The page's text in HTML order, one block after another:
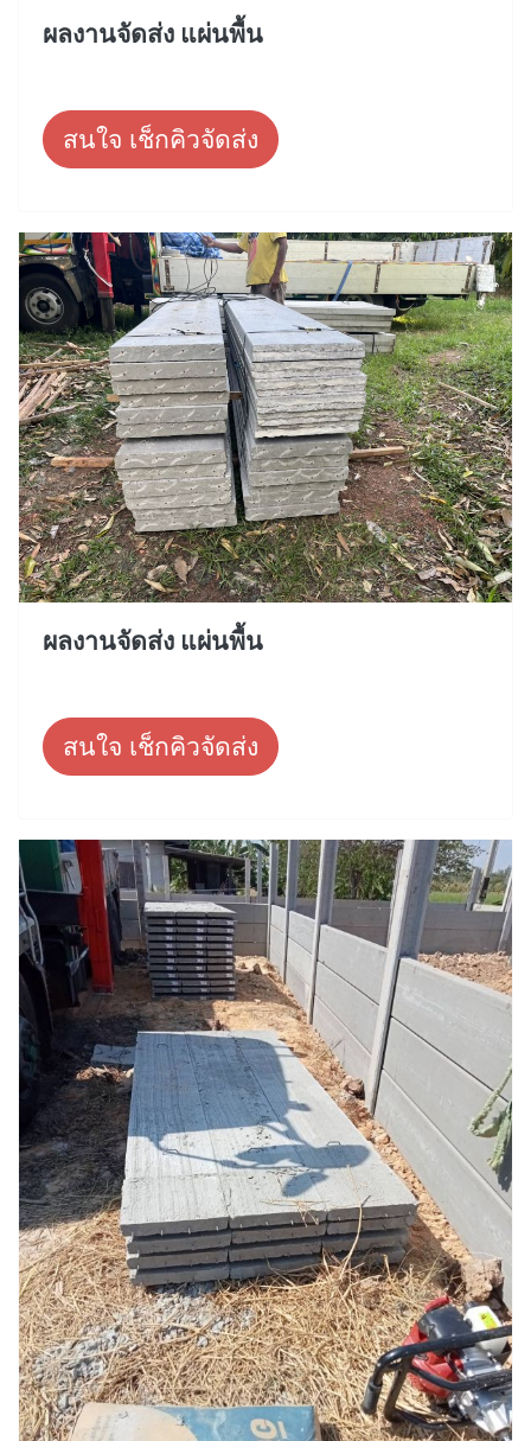
ผลงานจัดส่ง แผ่นพื้น
สนใจ เช็กคิวจัดส่ง
ผลงานจัดส่ง แผ่นพื้น
สนใจ เช็กคิวจัดส่ง